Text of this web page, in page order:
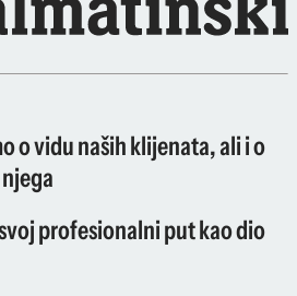
o vidu naših klijenata, ali i o
profesionalni put kao dio